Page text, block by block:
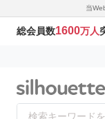
当
総会員数1600万人